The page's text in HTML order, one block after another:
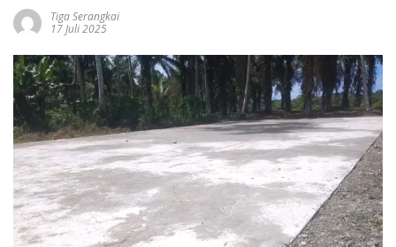
Tiga Serangkai
17 Juli 2025